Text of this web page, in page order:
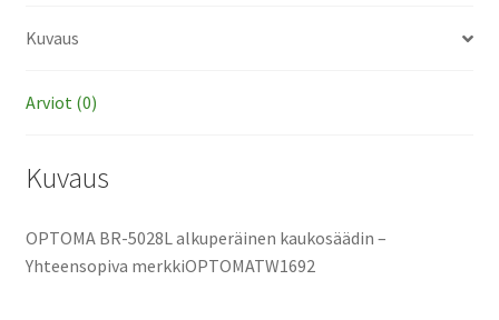
Kuvaus
Arviot (0)
Kuvaus
OPTOMA BR-5028L alkuperäinen kaukosäädin –
Yhteensopiva merkkiOPTOMATW1692